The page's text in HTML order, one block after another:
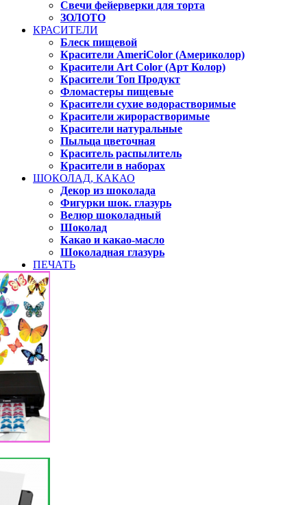
Свечи фейерверки для торта
ЗОЛОТО
КРАСИТЕЛИ
Блеск пищевой
Красители AmeriColor (Америколор)
Красители Art Color (Арт Колор)
Красители Топ Продукт
Фломастеры пищевые
Красители сухие водорастворимые
Красители жирорастворимые
Красители натуральные
Пыльца цветочная
Краситель распылитель
Красители в наборах
ШОКОЛАД, КАКАО
Декор из шоколада
Фигурки шок. глазурь
Велюр шоколадный
Шоколад
Какао и какао-масло
Шоколадная глазурь
ПЕЧАТЬ